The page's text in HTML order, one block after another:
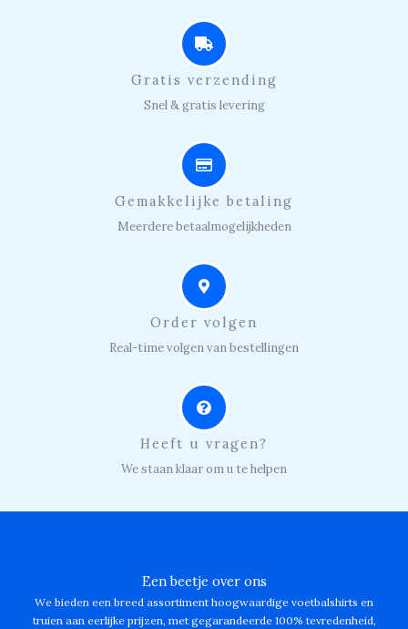
Gratis verzending
Snel & gratis levering
Gemakkelijke betaling
Meerdere betaalmogelijkheden
Order volgen
Real-time volgen van bestellingen
Heeft u vragen?
We staan klaar om u te helpen
Een beetje over ons
We bieden een breed assortiment hoogwaardige voetbalshirts en
truien aan eerlijke prijzen, met gegarandeerde 100% tevredenheid,